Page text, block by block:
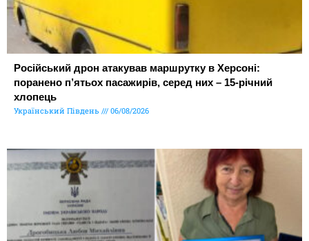
Російський дрон атакував маршрутку в Херсоні:
поранено п’ятьох пасажирів, серед них – 15-річний
хлопець
Український Південь 06/08/2026